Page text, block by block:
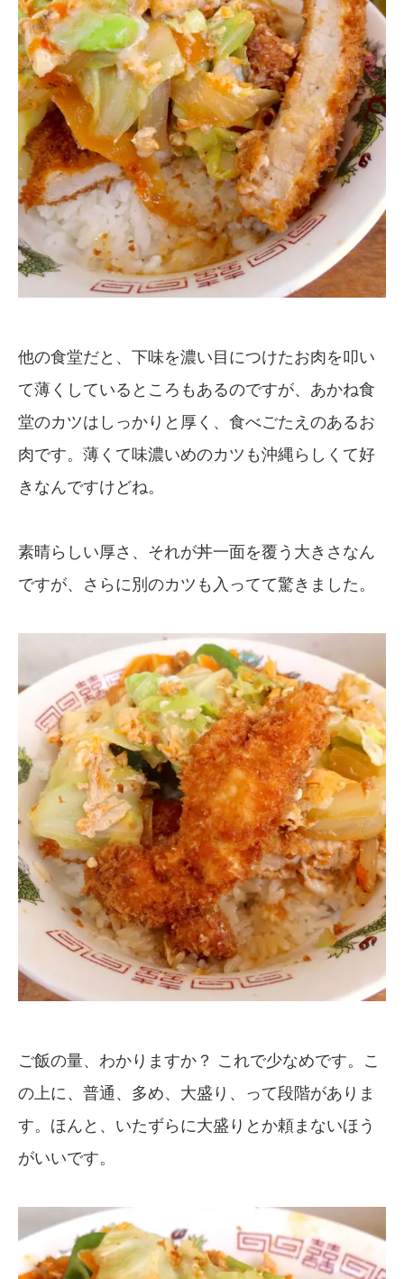
他の食堂だと、下味を濃い目につけたお肉を叩い
て薄くしているところもあるのですが、あかね食
堂のカツはしっかりと厚く、食べごたえのあるお
肉です。薄くて味濃いめのカツも沖縄らしくて好
きなんですけどね。
素晴らしい厚さ、それが丼一面を覆う大きさなん
ですが、さらに別のカツも入ってて驚きました。
ご飯の量、わかりますか？ これで少なめです。こ
の上に、普通、多め、大盛り、って段階がありま
す。ほんと、いたずらに大盛りとか頼まないほう
がいいです。